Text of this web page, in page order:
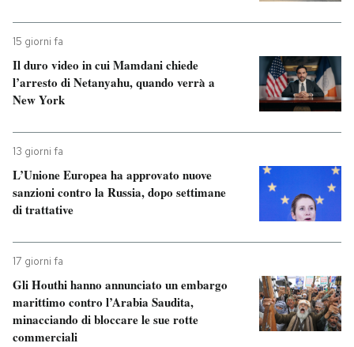
15 giorni fa
Il duro video in cui Mamdani chiede
l’arresto di Netanyahu, quando verrà a
New York
13 giorni fa
L’Unione Europea ha approvato nuove
sanzioni contro la Russia, dopo settimane
di trattative
17 giorni fa
Gli Houthi hanno annunciato un embargo
marittimo contro l’Arabia Saudita,
minacciando di bloccare le sue rotte
commerciali